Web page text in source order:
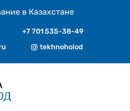
в Казахстане
+7 701 535-38-49
tekhnoholod